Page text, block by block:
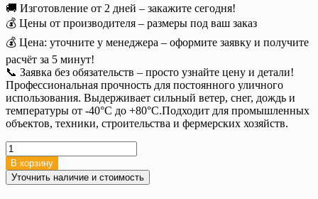
🚚 Изготовление от 2 дней – закажите сегодня!
💰 Цены от производителя – размеры под ваш заказ
💰 Цена: уточните у менеджера – оформите заявку и получите
расчёт за 5 минут!
📞 Заявка без обязательств – просто узнайте цену и детали!
Профессиональная прочность для постоянного уличного
использования. Выдерживает сильный ветер, снег, дождь и
температуры от -40°C до +80°C.Подходит для промышленных
объектов, техники, строительства и фермерских хозяйств.
Количество
товара
Тент
тарпаулин
В корзину
Уточнить наличие и стоимость